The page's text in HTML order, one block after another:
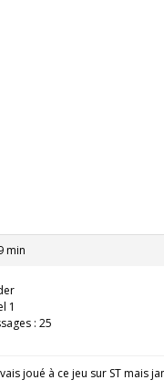
min
1
: 25
joué à ce jeu sur ST mais